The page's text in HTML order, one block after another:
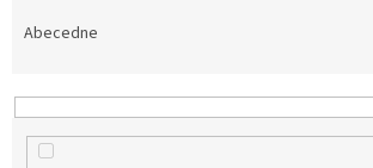
e
Abecedne